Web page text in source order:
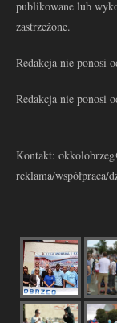
publikowane lub
zastrzeżone.
Redakcja nie ponosi
Redakcja nie ponosi
Kontakt:
reklama/współpraca/